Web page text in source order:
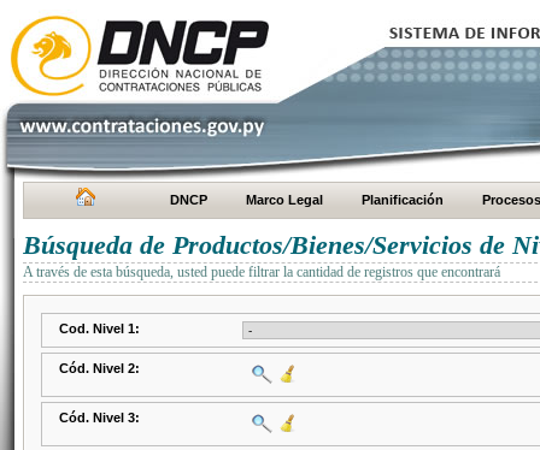
DNCP Marco Legal Planificación Procesos
Búsqueda de Productos/Bienes/Servicios de
A través de esta búsqueda, usted puede filtrar la cantidad de registros que encontrará
Cod. Nivel 1:
Cód. Nivel 2:
Cód. Nivel 3: